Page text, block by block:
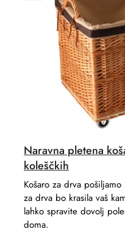
Naravna pletena
koleščkih
Košaro za drva
za drva bo krasila vaš
lahko spravite dovolj
doma.